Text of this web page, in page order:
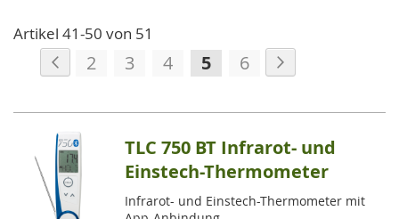
Artikel 41-50 von 51
Seite
Seite
Zurück
Seite
2 Seite
3 Seite
4
Sie
gerade
die
Seite
5 Seite
6
TLC 750 BT Infrarot- und
Einstech-Thermometer
Infrarot- und Einstech-Thermometer mit